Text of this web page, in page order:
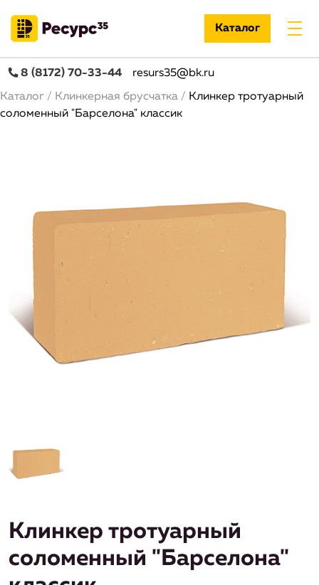
Каталог
8 (8172) 70-33-44 resurs35@bk.ru
Строка навигации
Каталог Клинкерная брусчатка
Клинкер тротуарный
соломенный "Барселона" классик
Клинкер тротуарный
соломенный "Барселона"